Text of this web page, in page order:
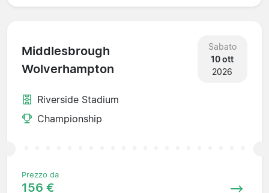
Middlesbrough
Wolverhampton
Sabato
10 ott
2026
Riverside Stadium
Championship
Prezzo da
156 €